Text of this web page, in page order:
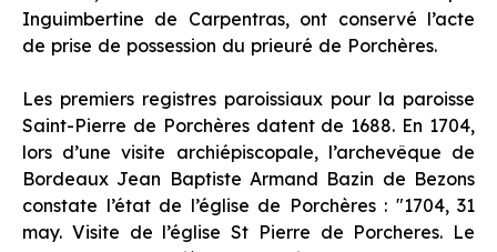
Inguimbertine de Carpentras, ont conservé l’acte
de prise de possession du prieuré de Porchères.
Les premiers registres paroissiaux pour la paroisse
Saint-Pierre de Porchères datent de 1688. En 1704,
lors d’une visite archiépiscopale, l’archevêque de
Bordeaux Jean Baptiste Armand Bazin de Bezons
constate l’état de l’église de Porchères : "1704, 31
may. Visite de l’église St Pierre de Porcheres. Le